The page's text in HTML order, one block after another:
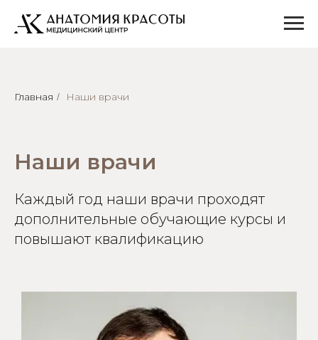
Главная / Наши врачи
Наши врачи
Каждый год наши врачи проходят
дополнительные обучающие курсы и
повышают квалификацию